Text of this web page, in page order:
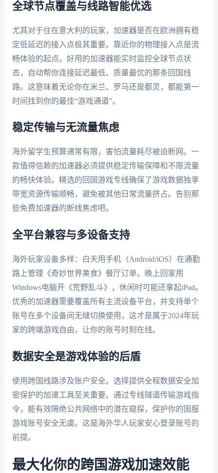
全球节点覆盖与线路智能优选
尤其对于住在意大利的玩家，加速器是否在欧洲拥有稳
定低延迟的接入点极其重要。靠近你的物理接入点是流
畅体验的起点。好用的加速器能实时监控全球节点状
态，自动帮你连接延迟最低、质量最优的那条回国线
路。这意味着无论你在米兰、罗马还是都灵，都能第一
时间找到你的最佳“游戏通道”。
稳定传输与无流量焦虑
海外留学生预算通常有限，害怕流量耗尽被迫断网。一
款值得信赖的加速器必须提供稳定传输保障和不限流量
的畅快体验。精选的回国游戏专线确保了游戏数据独享
带宽资源传输顺畅，避免被其他日常流量挤占。告别那
些免费加速器的断线焦虑吧。
全平台兼容与多设备支持
海外玩家设备多样：白天用手机（Android/iOS）在通勤
路上管理《奇妙世界美食》餐厅订单，晚上回家用
Windows电脑开《荒野乱斗》，休闲时可能还拿起iPad。
优秀的加速器需要覆盖所有主流设备平台，并支持单个
账号在多个设备间无缝切换使用，这才是属于2024年玩
家的跨端游戏自由，让你的账号时刻在线。
数据安全是游戏体验的后盾
使用跨国线路涉及账户安全。选择提供全程数据安全加
密保护的加速工具至关重要。通过专线隧道传输游戏指
令，能有效隔绝公共网络中的潜在窥探，保护你的国服
游戏账号安全无虞。这是海外华人玩家安心登录账号的
前提。
最大化你的跨国游戏加速效能